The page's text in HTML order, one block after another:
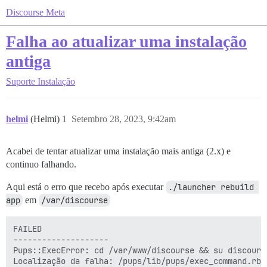
Discourse Meta
Falha ao atualizar uma instalação
antiga
Suporte Instalação
helmi (Helmi) Setembro 28, 2023, 9:42am
1
Acabei de tentar atualizar uma instalação mais antiga (2.x) e
continuo falhando.
Aqui está o erro que recebo após executar ./launcher rebuild
app em /var/discourse
FAILED
--------------------
Pups::ExecError: cd /var/www/discourse && su
Localização da falha: /pups/lib/pups/